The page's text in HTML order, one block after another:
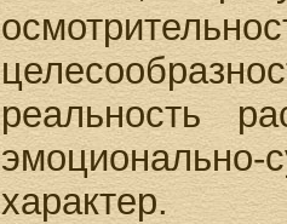
реальность
эмоционально-
характер.